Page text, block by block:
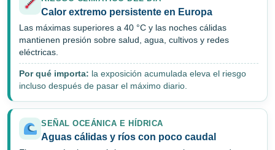
Calor extremo persistente en Europa
Las máximas superiores a 40 °C y las noches cálidas
mantienen presión sobre salud, agua, cultivos y redes
eléctricas.
Por qué importa: la exposición acumulada eleva el riesgo
incluso después de pasar el máximo diario.
SEÑAL OCEÁNICA E HÍDRICA
Aguas cálidas y ríos con poco caudal